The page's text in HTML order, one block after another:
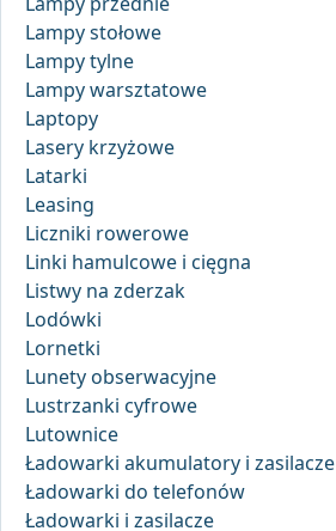
Lampy stołowe
Lampy tylne
Lampy warsztatowe
Laptopy
Lasery krzyżowe
Latarki
Leasing
Liczniki rowerowe
Linki hamulcowe i cięgna
Listwy na zderzak
Lodówki
Lornetki
Lunety obserwacyjne
Lustrzanki cyfrowe
Lutownice
Ładowarki akumulatory i zasilacze
Ładowarki do telefonów
Ładowarki i zasilacze